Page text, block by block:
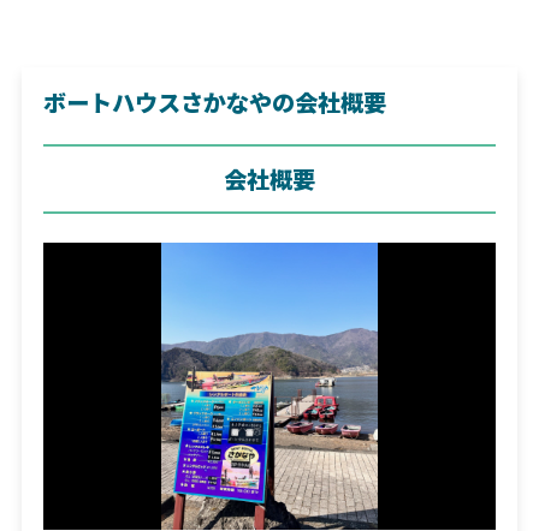
ボートハウスさかなやの会社概要
会社概要